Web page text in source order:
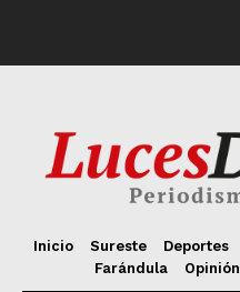
Inicio Sureste Deportes
Farándula
Opinión